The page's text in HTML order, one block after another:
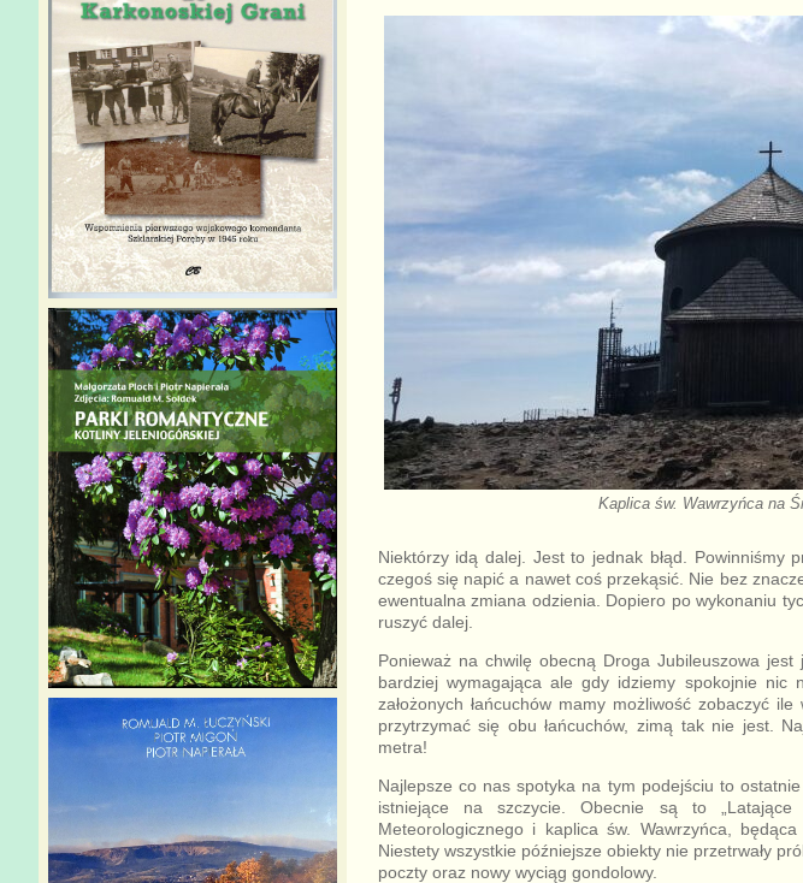
Kaplica św. Wawrzyńca na
Niektórzy idą dalej. Jest to jednak błąd. Powinniśmy
czegoś się napić a nawet coś przekąsić. Nie bez
ewentualna zmiana odzienia. Dopiero po wykonaniu
ruszyć dalej.
Ponieważ na chwilę obecną Droga Jubileuszowa
bardziej wymagająca ale gdy idziemy spokojnie nic
założonych łańcuchów mamy możliwość zobaczyć
przytrzymać się obu łańcuchów, zimą tak nie jest.
metra!
Najlepsze co nas spotyka na tym podejściu to
istniejące na szczycie. Obecnie są to „Latające
Meteorologicznego i kaplica św. Wawrzyńca,
Niestety wszystkie późniejsze obiekty nie przetrwały
poczty oraz nowy wyciąg gondolowy.